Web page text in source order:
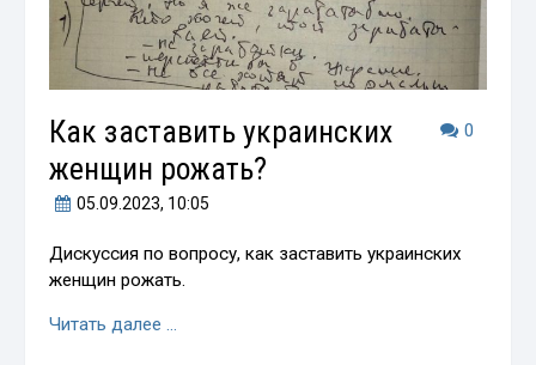
0
Как заставить украинских
женщин рожать?
05.09.2023, 10:05
Дискуссия по вопросу, как заставить украинских
женщин рожать.
Читать далее …